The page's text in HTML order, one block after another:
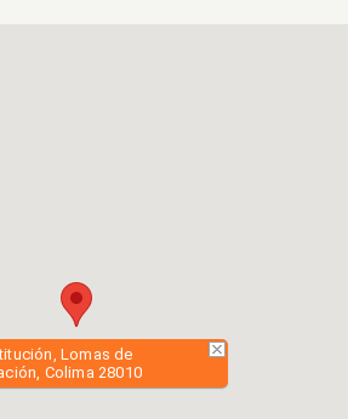
Lomas de
Colima 28010